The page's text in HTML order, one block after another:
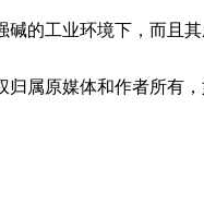
的工业环境下，而且
属原媒体和作者所有